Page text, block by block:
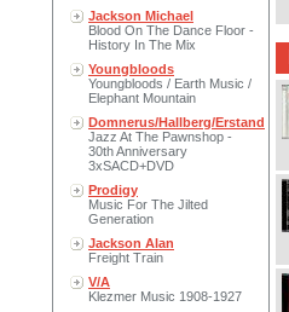
Jackson Michael
Blood On The Dance Floor -
History In The Mix
Youngbloods
Youngbloods / Earth Music /
Elephant Mountain
Domnerus/Hallberg/Erstand
Jazz At The Pawnshop -
30th Anniversary
3xSACD+DVD
Prodigy
Music For The Jilted
Generation
Jackson Alan
Freight Train
V/A
Klezmer Music 1908-1927